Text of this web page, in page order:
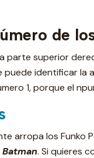
de
parte superior
puede identificar
1, porque el
arropa los Funko
Batman. Si quieres